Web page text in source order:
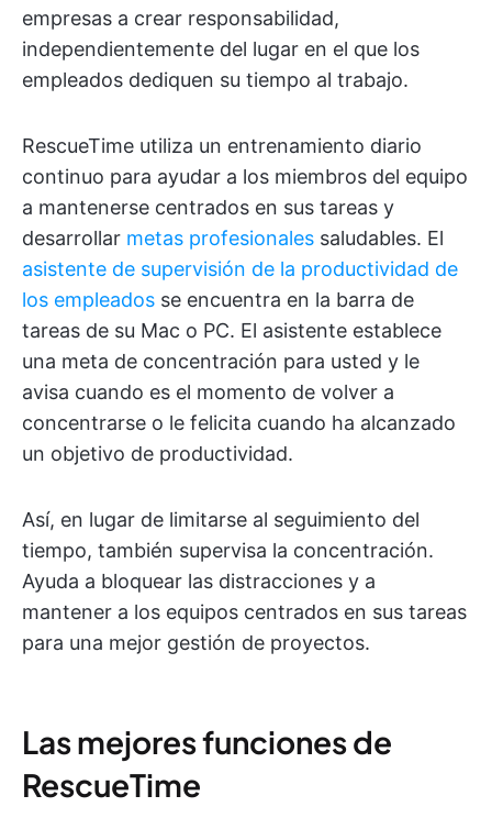
empresas a crear responsabilidad,
independientemente del lugar en el que los
empleados dediquen su tiempo al trabajo.
RescueTime utiliza un entrenamiento diario
continuo para ayudar a los miembros del equipo
a mantenerse centrados en sus tareas y
desarrollar metas profesionales saludables. El
asistente de supervisión de la productividad de
los empleados se encuentra en la barra de
tareas de su Mac o PC. El asistente establece
una meta de concentración para usted y le
avisa cuando es el momento de volver a
concentrarse o le felicita cuando ha alcanzado
un objetivo de productividad.
Así, en lugar de limitarse al seguimiento del
tiempo, también supervisa la concentración.
Ayuda a bloquear las distracciones y a
mantener a los equipos centrados en sus tareas
para una mejor gestión de proyectos.
Las mejores funciones de
RescueTime